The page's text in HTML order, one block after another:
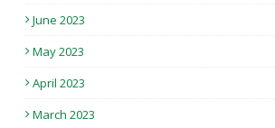
June 2023
May 2023
April 2023
March 2023